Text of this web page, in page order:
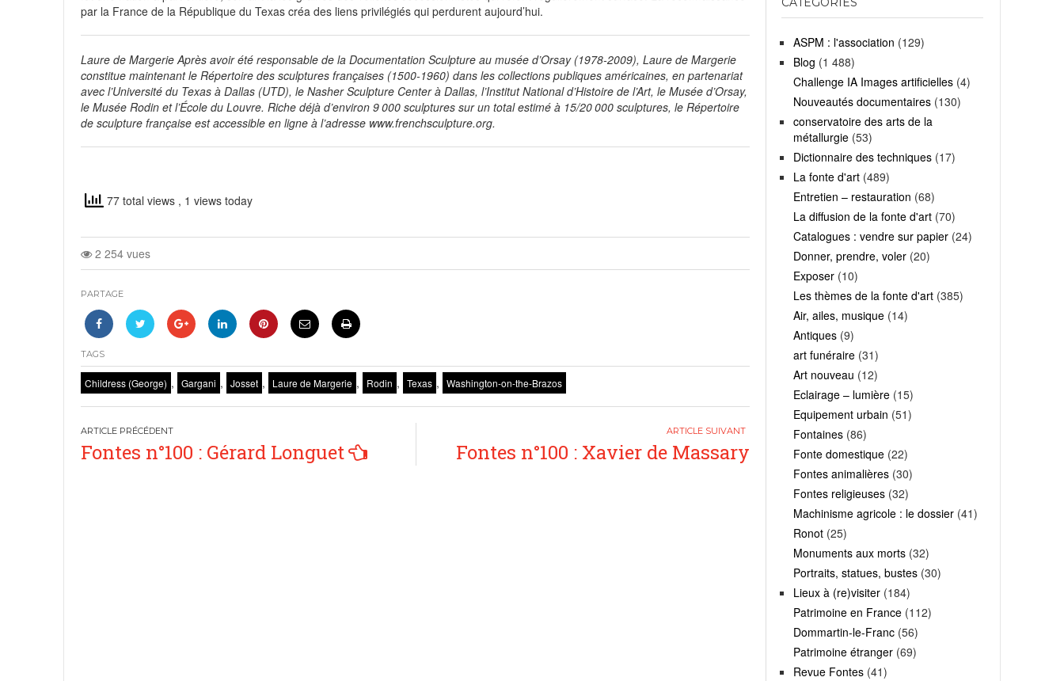
par la France de la République du Texas créa des liens privilégiés qui perdurent aujourd’hui.
Laure de Margerie Après avoir été responsable de la Documentation Sculpture au musée d’Orsay (1978-2009), Laure de Margerie
constitue maintenant le Répertoire des sculptures françaises (1500-1960) dans les collections publiques américaines, en partenariat
avec l’Université du Texas à Dallas (UTD), le Nasher Sculpture Center à Dallas, l’Institut National d’Histoire de l’Art, le Musée d’Orsay,
le Musée Rodin et l’École du Louvre. Riche déjà d’environ 9 000 sculptures sur un total estimé à 15/20 000 sculptures, le Répertoire
de sculpture française est accessible en ligne à l’adresse www.frenchsculpture.org.
77 total views , 1 views today
2 254 vues
PARTAGE
TAGS
Childress (George) , Gargani , Josset , Laure de Margerie , Rodin , Texas , Washington-on-the-Brazos
Navigation
de
Fontes n°100 : Gérard Longuet Fontes n°100 : Xavier de Massary
ASPM : l'association (129)
Blog (1 488)
Challenge IA Images artificielles (4)
Nouveautés documentaires (130)
conservatoire des arts de la
métallurgie (53)
Dictionnaire des techniques (17)
La fonte d'art (489)
Entretien – restauration (68)
La diffusion de la fonte d'art (70)
Catalogues : vendre sur papier (24)
Donner, prendre, voler (20)
Exposer (10)
Les thèmes de la fonte d'art (385)
Air, ailes, musique (14)
Antiques (9)
art funéraire (31)
Art nouveau (12)
Eclairage – lumière (15)
Equipement urbain (51)
Fontaines (86)
Fonte domestique (22)
Fontes animalières (30)
Fontes religieuses (32)
Machinisme agricole : le dossier (41)
Ronot (25)
Monuments aux morts (32)
Portraits, statues, bustes (30)
Lieux à (re)visiter (184)
Patrimoine en France (112)
Dommartin-le-Franc (56)
Patrimoine étranger (69)
Revue Fontes (41)